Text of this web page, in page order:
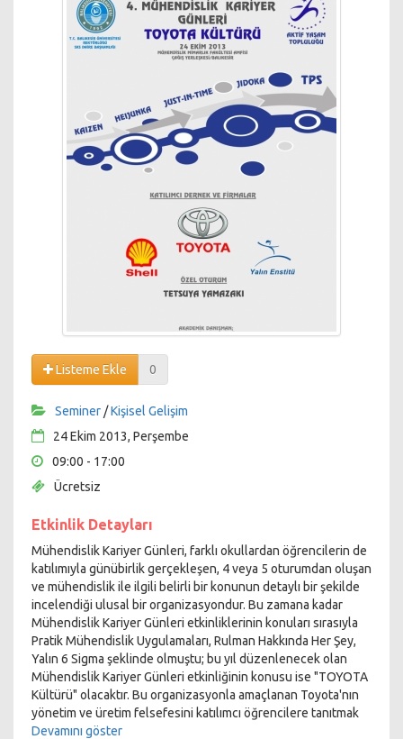
Listeme Ekle 0
Seminer /Kişisel Gelişim
24 Ekim 2013, Perşembe
09:00 - 17:00
Ücretsiz
Etkinlik Detayları
Mühendislik Kariyer Günleri, farklı okullardan öğrencilerin de
katılımıyla günübirlik gerçekleşen, 4 veya 5 oturumdan oluşan
ve mühendislik ile ilgili belirli bir konunun detaylı bir şekilde
incelendiği ulusal bir organizasyondur. Bu zamana kadar
Mühendislik Kariyer Günleri etkinliklerinin konuları sırasıyla
Pratik Mühendislik Uygulamaları, Rulman Hakkında Her Şey,
Yalın 6 Sigma şeklinde olmuştu; bu yıl düzenlenecek olan
Mühendislik Kariyer Günleri etkinliğinin konusu ise "TOYOTA
Kültürü" olacaktır. Bu organizasyonla amaçlanan Toyota'nın
yönetim ve üretim felsefesini katılımcı öğrencilere tanıtmak
ve farklı firmaların da katılımıyla her sektörde bu kültür
Devamını göster